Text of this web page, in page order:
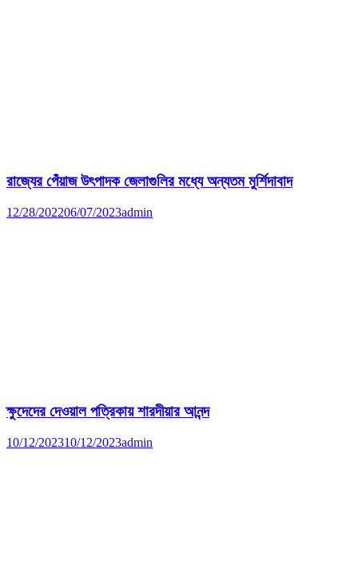
রাজ্যের পেঁয়াজ উৎপাদক জেলাগুলির মধ্যে অন্যতম মুর্শিদাবাদ
12/28/202206/07/2023admin
ক্ষুদেদের দেওয়াল পত্রিকায় শারদীয়ার আনন্দ
10/12/202310/12/2023admin